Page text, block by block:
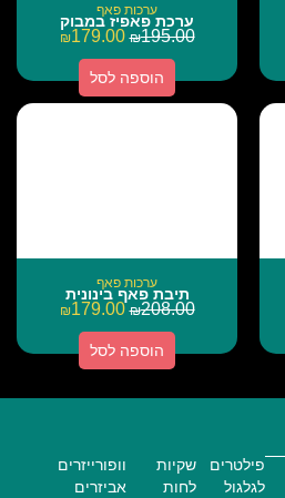
ערכות פאף
ערכת פאפיז במבוק
₪195.00
₪179.00
הוספה לסל
ערכות פאף
תיבת פאף בינונית
₪208.00
₪179.00
הוספה לסל
פילטרים
לגלגול
שקיות
לחות
וופורייזרים
אביזרים